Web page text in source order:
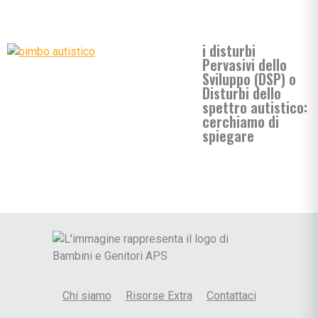
i disturbi
Pervasivi dello
Sviluppo (DSP) o
Disturbi dello
spettro autistico:
cerchiamo di
spiegare
Chi siamo Risorse Extra Contattaci